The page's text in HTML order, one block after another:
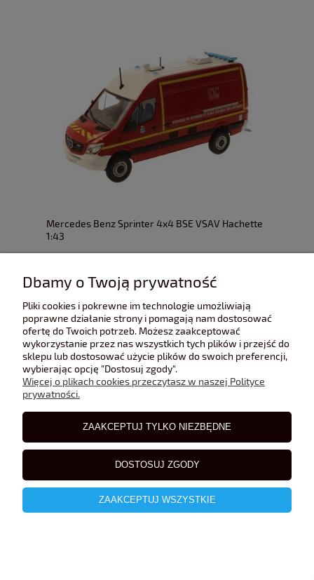
Mercedes Benz Sprinter 4x4 BSE VSAV Hachette
1:43
Cena regularna:
99,00 zł
Najniższa cena:99,00 zł
PROMOCJA
Dbamy o Twoją prywatność
Pliki cookies i pokrewne im technologie umożliwiają
poprawne działanie strony i pomagają nam dostosować
ofertę do Twoich potrzeb. Możesz zaakceptować
wykorzystanie przez nas wszystkich tych plików i przejść do
sklepu lub dostosować użycie plików do swoich preferencji,
wybierając opcję "Dostosuj zgody".
Więcej o plikach cookies przeczytasz w naszej Polityce
prywatności.
ZAAKCEPTUJ TYLKO NIEZBĘDNE
DOSTOSUJ ZGODY
ZAAKCEPTUJ WSZYSTKIE